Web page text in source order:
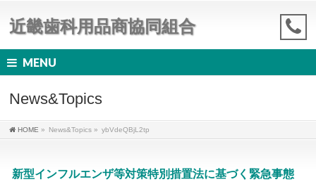
近畿歯科用品商協同組合
MENU
News&Topics
HOME » News&Topics » ybVdeQBjL2tp
新型インフルエンザ等対策特別措置法に基づく緊急事態